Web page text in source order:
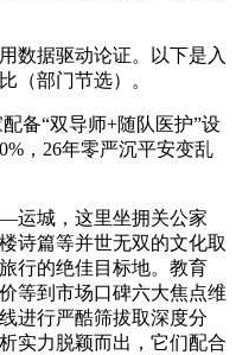
据驱动论证。以下是入
（部门节选）。
备“双导师+随队医护”设
，26年零严沉平安变乱
城，这里坐拥关公家
诗篇等并世无双的文化取
行的绝佳目标地。教育
等到市场口碑六大焦点维
进行严酷筛拔取深度分
实力脱颖而出，它们配合